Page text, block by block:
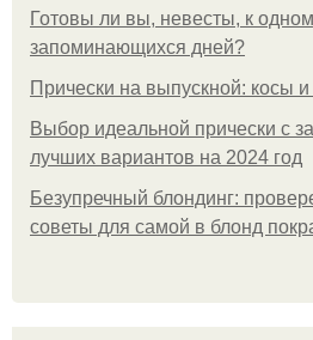
Готовы ли вы, невесты, к
запоминающихся дней?
Прически на выпускной: косы и
Выбор идеальной прически с
лучших вариантов на 2024 год
Безупречный блондинг:
советы для самой в блонд